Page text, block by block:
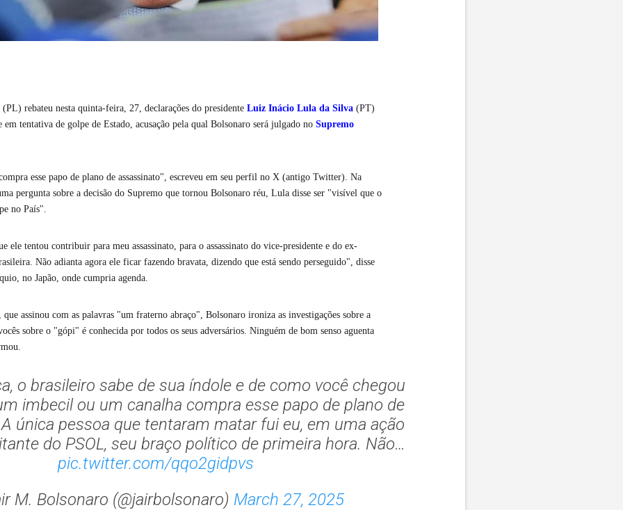
(PL) rebateu nesta quinta-feira, 27, declarações do presidente Luiz Inácio Lula da Silva (PT)
em tentativa de golpe de Estado, acusação pela qual Bolsonaro será julgado no Supremo
esse papo de plano de assassinato", escreveu em seu perfil no X (antigo Twitter). Na
pergunta sobre a decisão do Supremo que tornou Bolsonaro réu, Lula disse ser "visível que o
no País".
ele tentou contribuir para meu assassinato, para o assassinato do vice-presidente e do ex-
Não adianta agora ele ficar fazendo bravata, dizendo que está sendo perseguido", disse
no Japão, onde cumpria agenda.
que assinou com as palavras "um fraterno abraço", Bolsonaro ironiza as investigações sobre a
sobre o "gópi" é conhecida por todos os seus adversários. Ninguém de bom senso aguenta
o brasileiro sabe de sua índole e de como você chegou
imbecil ou um canalha compra esse papo de plano de
única pessoa que tentaram matar fui eu, em uma ação
do PSOL, seu braço político de primeira hora. Não…
pic.twitter.com/qqo2gidpvs
M. Bolsonaro (@jairbolsonaro) March 27, 2025